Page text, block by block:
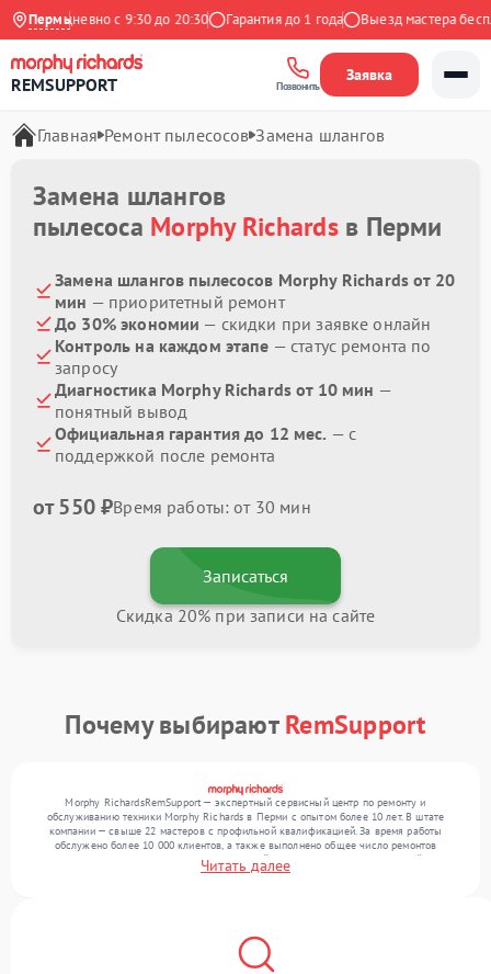
Пермь
Ежедневно с 9:30 до 20:30 Гарантия до 1 года Выезд мастера
REMSUPPORT Позвонить
Заявка
Главная Ремонт пылесосов Замена шлангов
Замена шлангов
пылесоса Morphy Richardsв Перми
Замена шлангов пылесосов Morphy Richards от 20
мин — приоритетный ремонт
До 30% экономии — скидки при заявке онлайн
Контроль на каждом этапе — статус ремонта по
запросу
Диагностика Morphy Richards от 10 мин —
понятный вывод
Официальная гарантия до 12 мес. — с
поддержкой после ремонта
от 550 ₽Время работы: от 30 мин
Записаться
Скидка 20% при записи на сайте
Почему выбираютRemSupport
Morphy RichardsRemSupport — экспертный сервисный центр по ремонту и
обслуживанию техники Morphy Richards в Перми с опытом более 10 лет. В штате
компании — свыше 22 мастеров с профильной квалификацией. За время работы
обслужено более 10 000 клиентов, а также выполнено общее число ремонтов
превысило 12 000. Ежемесячно в сервисный центр поступает от 300 устройств,
включая , , . Мы устраняем поломки любой сложности и предлагаем стабильный
Читать далее